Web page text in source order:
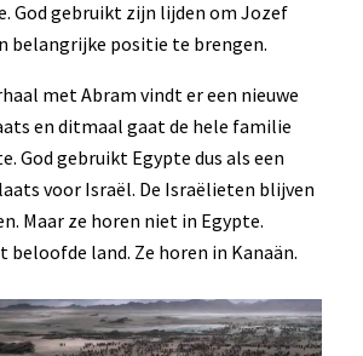
God gebruikt zijn lijden om Jozef
belangrijke positie te brengen.
met Abram vindt er een nieuwe
en ditmaal gaat de hele familie
God gebruikt Egypte dus als een
voor Israël. De Israëlieten blijven
Maar ze horen niet in Egypte.
beloofde land. Ze horen in Kanaän.